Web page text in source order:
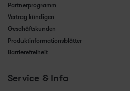
Partnerprogramm
Vertrag kündigen
Geschäftskunden
Produktinformationsblätter
Barrierefreiheit
Service & Info